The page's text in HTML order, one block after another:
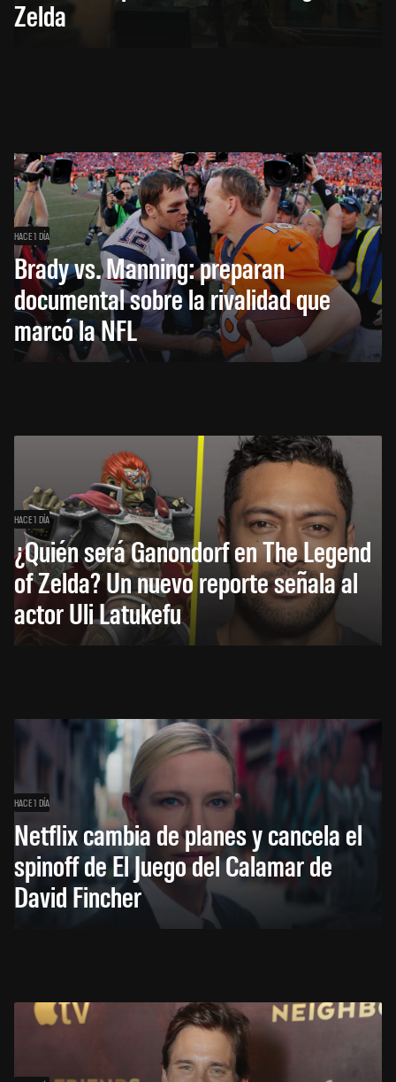
Zelda
HACE 1 DÍA
Brady vs. Manning: preparan
documental sobre la rivalidad que
marcó la NFL
HACE 1 DÍA
¿Quién será Ganondorf en The Legend
of Zelda? Un nuevo reporte señala al
actor Uli Latukefu
HACE 1 DÍA
Netflix cambia de planes y cancela el
spinoff de El Juego del Calamar de
David Fincher